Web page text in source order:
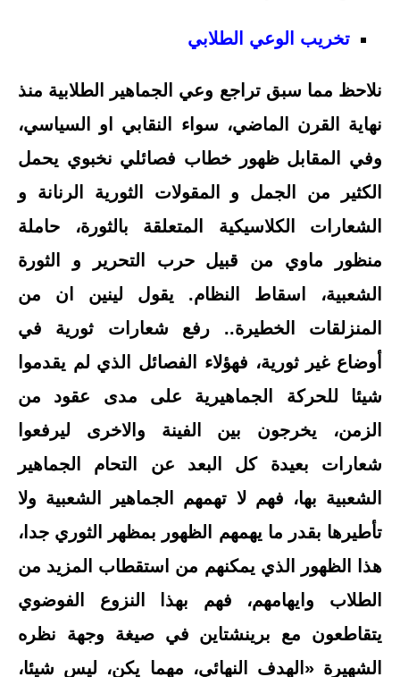
تخريب الوعي الطلابي
نلاحظ مما سبق تراجع وعي الجماهير الطلابية منذ
نهاية القرن الماضي، سواء النقابي او السياسي،
وفي المقابل ظهور خطاب فصائلي نخبوي يحمل
الكثير من الجمل و المقولات الثورية الرنانة و
الشعارات الكلاسيكية المتعلقة بالثورة، حاملة
منظور ماوي من قبيل حرب التحرير و الثورة
الشعبية، اسقاط النظام. يقول لينين ان من
المنزلقات الخطيرة.. رفع شعارات ثورية في
أوضاع غير ثورية، فهؤلاء الفصائل الذي لم يقدموا
شيئا للحركة الجماهيرية على مدى عقود من
الزمن، يخرجون بين الفينة والاخرى ليرفعوا
شعارات بعيدة كل البعد عن التحام الجماهير
الشعبية بها، فهم لا تهمهم الجماهير الشعبية ولا
تأطيرها بقدر ما يهمهم الظهور بمظهر الثوري جدا،
هذا الظهور الذي يمكنهم من استقطاب المزيد من
الطلاب وايهامهم، فهم بهذا النزوع الفوضوي
يتقاطعون مع برينشتاين في صيغة وجهة نظره
الشهيرة «الهدف النهائي، مهما يكن، ليس شيئا،